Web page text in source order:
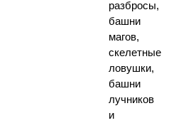
разбросы,
башни
магов,
скелетные
ловушки,
башни
лучников
и